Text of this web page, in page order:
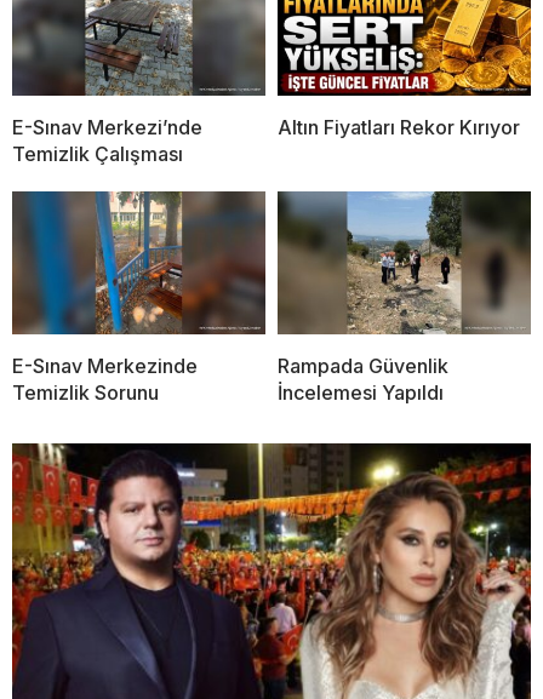
E-Sınav Merkezi’nde
Temizlik Çalışması
Altın Fiyatları Rekor Kırıyor
E-Sınav Merkezinde
Temizlik Sorunu
Rampada Güvenlik
İncelemesi Yapıldı